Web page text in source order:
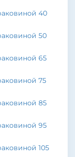
40
50
65
75
85
95
105